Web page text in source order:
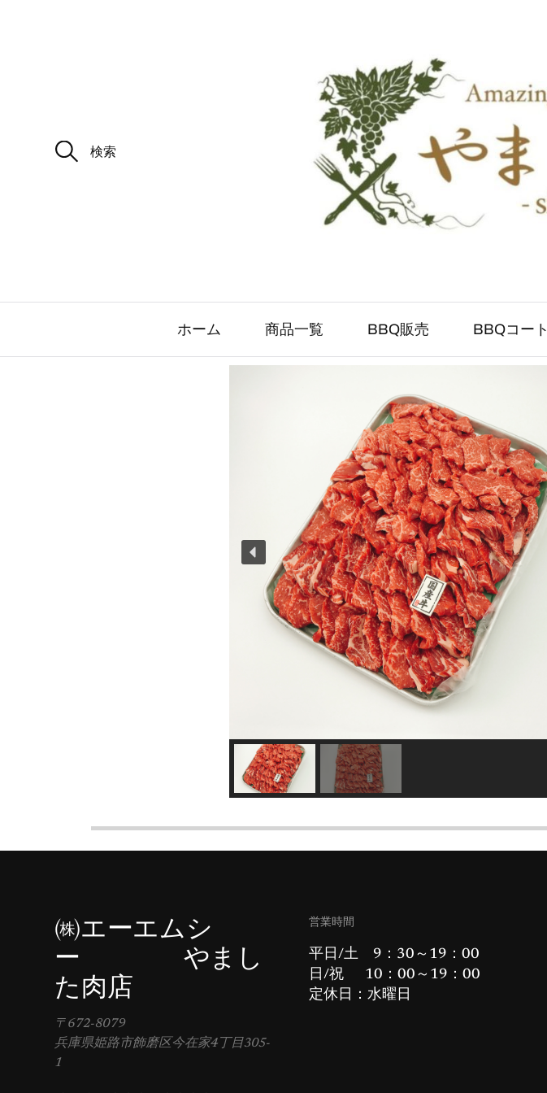
ホーム 商品一覧 BBQ販売 BBQコート
㈱エーエムシ
ー やまし
た肉店
〒672-8079
兵庫県姫路市飾磨区今在家4丁目305-
1
営業時間
平日/土 9：30～19：00
日/祝 10：00～19：00
定休日：水曜日